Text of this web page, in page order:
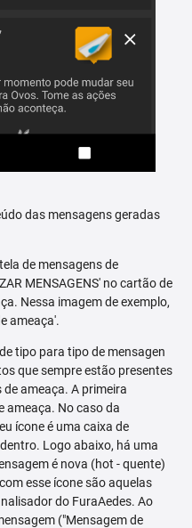
das mensagens geradas
de mensagens de
MENSAGENS' no cartão de
Nessa imagem de exemplo,
ameaça'.
tipo para tipo de mensagen
que sempre estão presentes
ameaça. A primeira
ameaça. No caso da
ícone é uma caixa de
Logo abaixo, há uma
é nova (hot - quente)
esse ícone são aquelas
do FuraAedes. Ao
("Mensagem de